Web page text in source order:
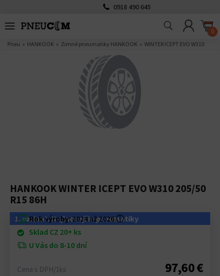
0918 490 645
0
Pneu HANKOOK Zimné pneumatiky HANKOOK WINTER ICEPT EVO W310
HANKOOK WINTER ICEPT EVO W310 205/50
R15 86H
1. variant: Najlacnejšie pneumatiky
Rok výroby:2024 až 2026ⓘ
Sklad CZ 20+ ks
U Vás do 8-10 dní
Cena s DPH/1ks 97,60 €